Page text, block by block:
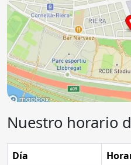
Nuestro horario
Día